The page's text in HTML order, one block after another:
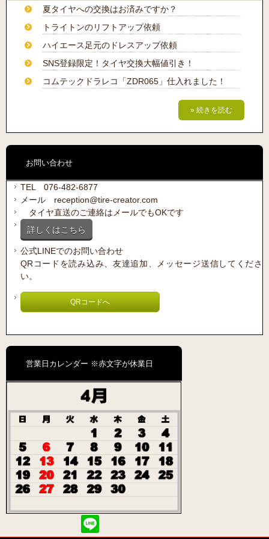
夏タイヤへの交換はお済みですか？
トライトンのリフトアップ依頼
ハイエース足元のドレスアップ依頼
SNS登録限定！タイヤ交換大幅値引き！
コムテックドラレコ「ZDR065」仕入れました！
» 続きを読む
お問い合わせ
TEL 076-482-6877
メール reception@tire-creator.com
タイヤ直送のご連絡はメールでもOKです
詳しくはこちら
公式LINEでのお問い合わせ
QRコードを読み込み、友達追加、メッセージ送信してくださ
い。
QRコードへ
営業日カレンダー ※赤文字が休業日